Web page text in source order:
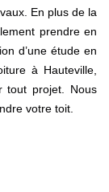
En plus de la
prendre en
d’une étude en
à Hauteville,
tout projet. Nous
votre toit.